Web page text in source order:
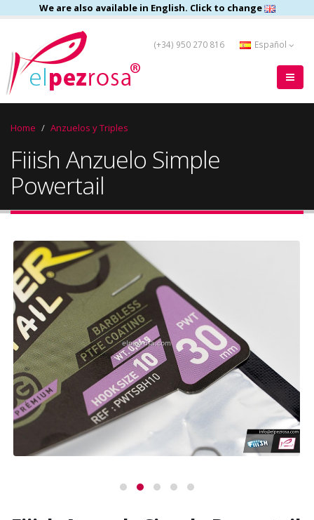
We are also available in English. Click to change
(+34) 950 270 816 Español
Home Anzuelos y Triples
Fiiish Anzuelo Simple
Powertail